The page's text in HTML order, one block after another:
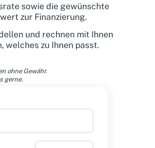
sowie die gewünschte
zur Finanzierung.
und rechnen mit Ihnen
welches zu Ihnen passt.
ohne Gewähr.
gerne.